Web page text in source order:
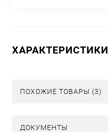
ХАРАКТЕРИСТИКИ
ПОХОЖИЕ ТОВАРЫ (3)
ДОКУМЕНТЫ